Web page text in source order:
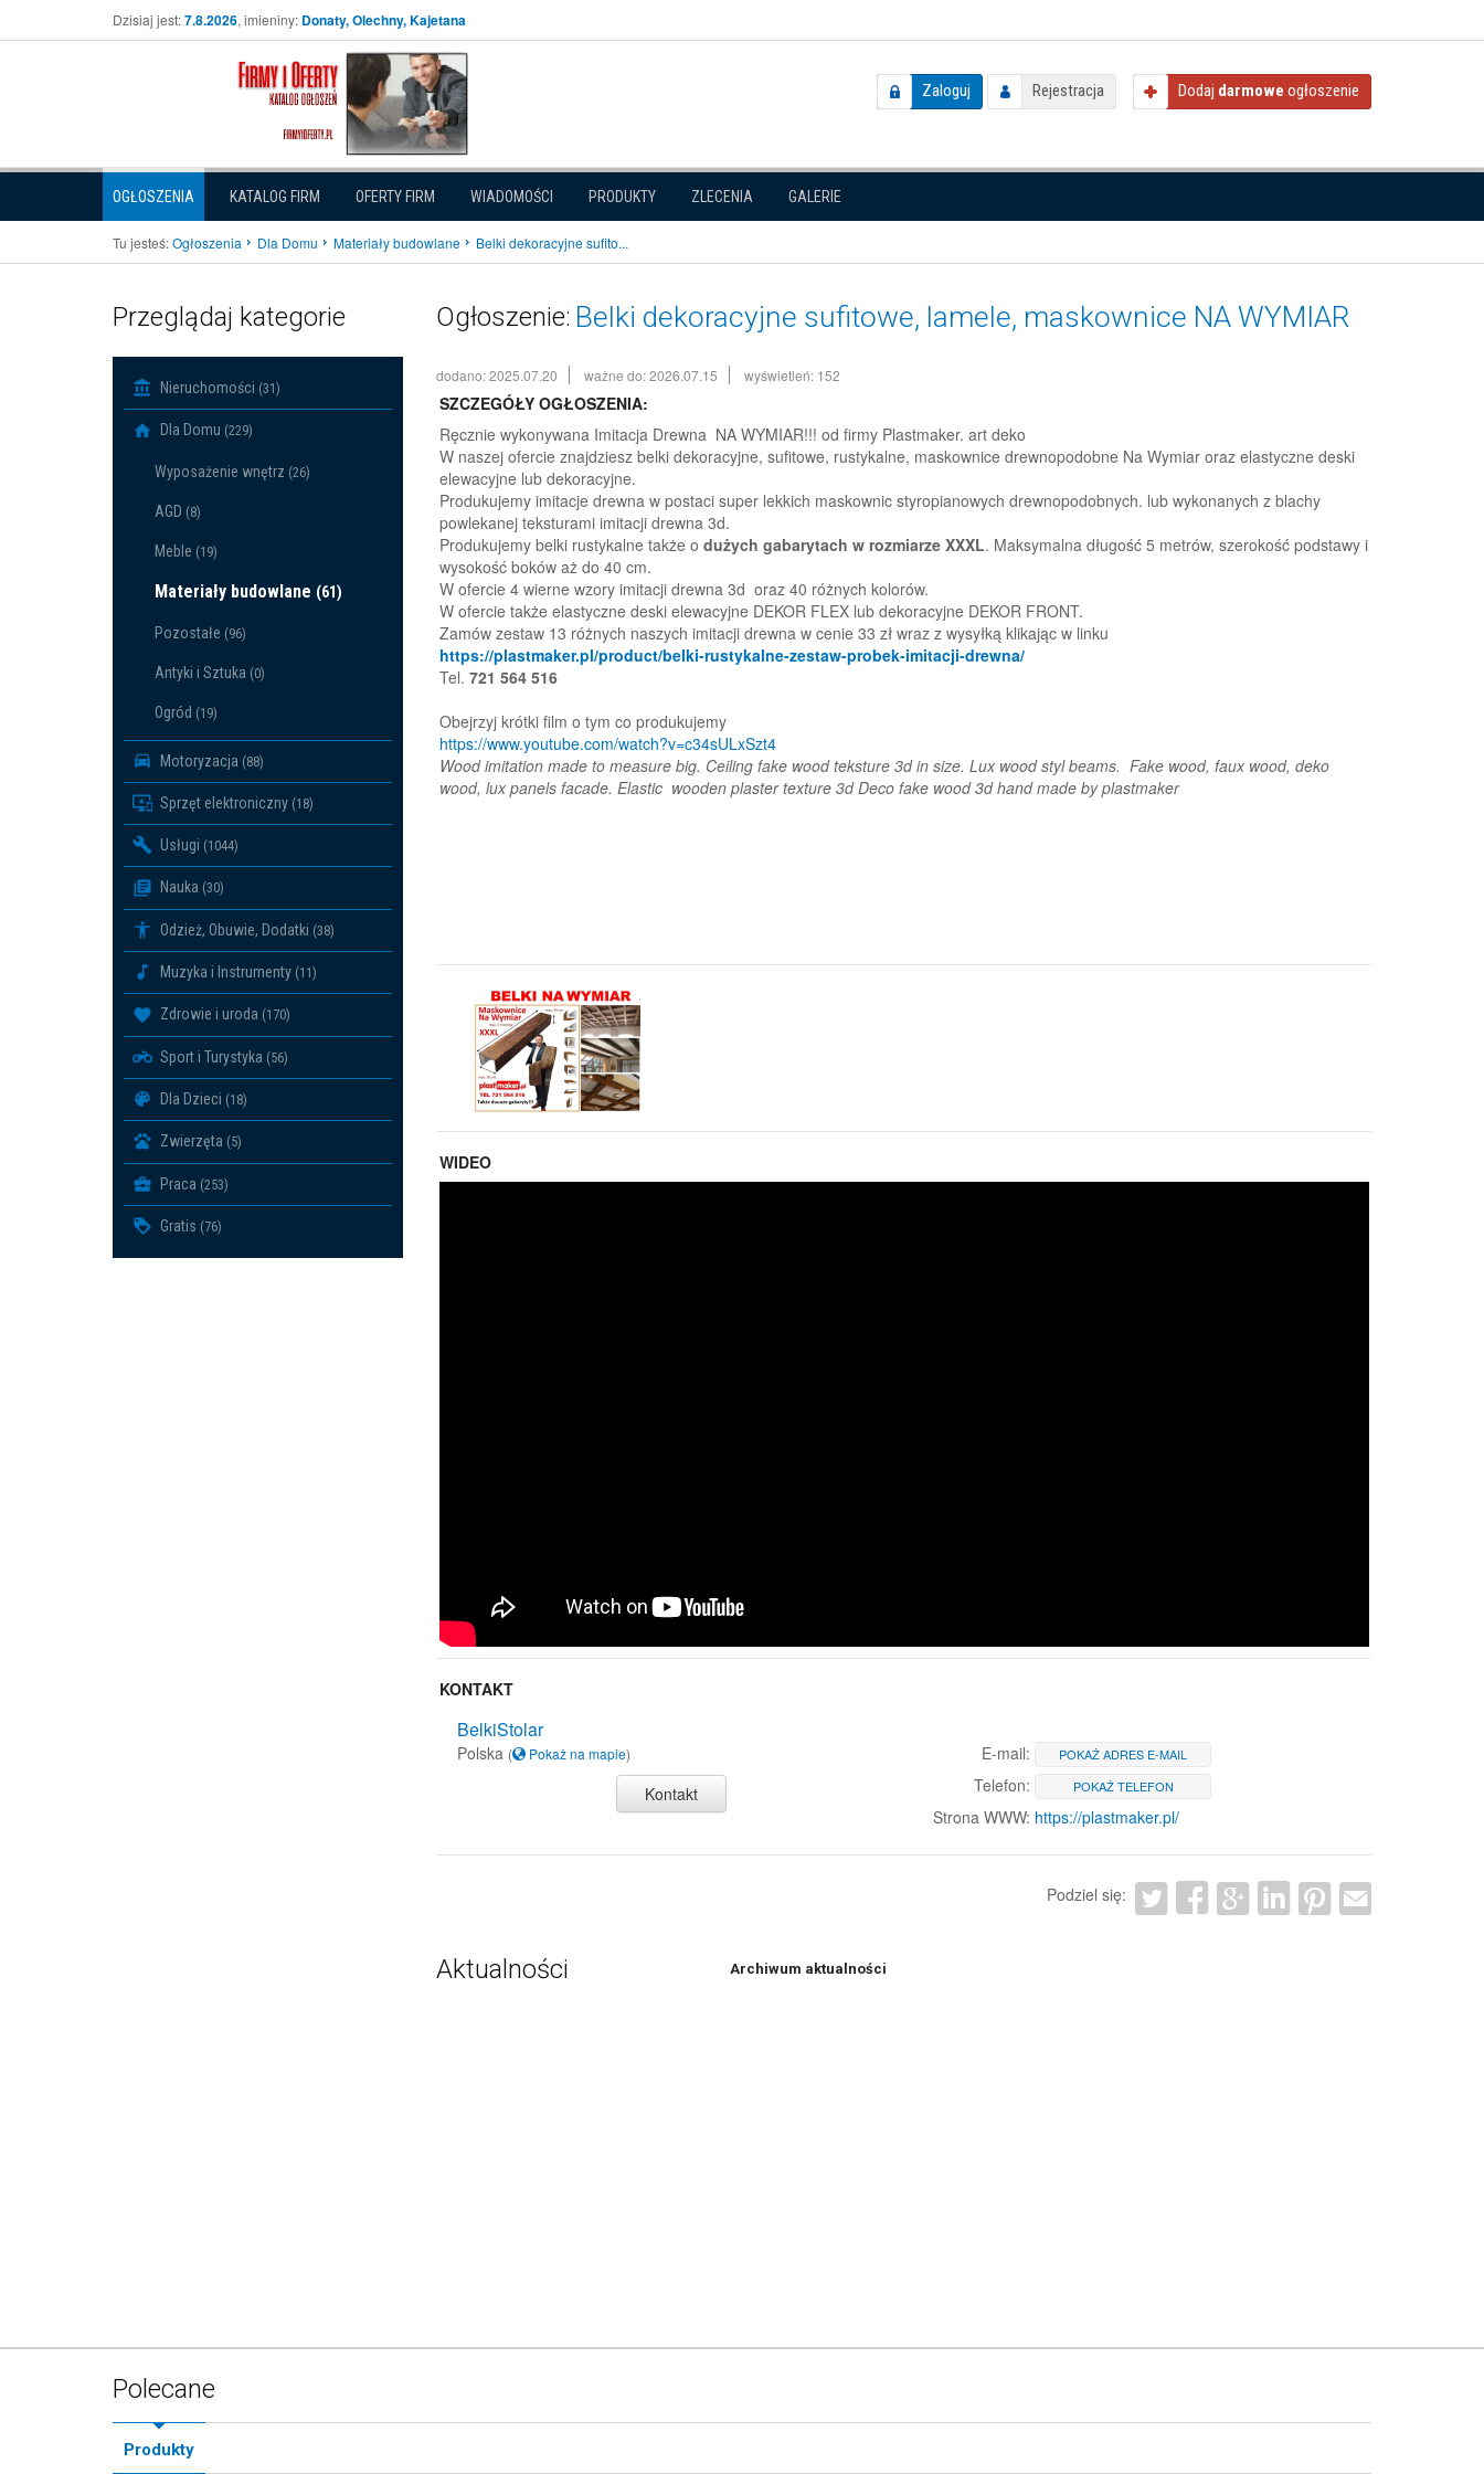
Dzisiaj jest:7.8.2026, imieniny: Donaty, Olechny, Kajetana
Zaloguj Rejestracja Dodaj darmowe ogłoszenie
OGŁOSZENIA KATALOG FIRM OFERTY FIRM WIADOMOŚCI PRODUKTY ZLECENIA GALERIE
Tu jesteś:Ogłoszenia Dla Domu Materiały budowlane Belki dekoracyjne sufito...
Przeglądaj kategorie
Nieruchomości (31)
Dla Domu (229)
Wyposażenie wnętrz (26)
AGD (8)
Meble (19)
Materiały budowlane (61)
Pozostałe (96)
Antyki i Sztuka (0)
Ogród (19)
Motoryzacja (88)
Sprzęt elektroniczny (18)
Usługi (1044)
Nauka (30)
Odzież, Obuwie, Dodatki (38)
Muzyka i Instrumenty (11)
Zdrowie i uroda (170)
Sport i Turystyka (56)
Dla Dzieci (18)
Zwierzęta (5)
Praca (253)
Gratis (76)
Ogłoszenie: Belki dekoracyjne sufitowe, lamele, maskownice NA WYMIAR
dodano: 2025.07.20 ważne do: 2026.07.15 wyświetleń: 152
SZCZEGÓŁY OGŁOSZENIA:
Ręcznie wykonywana Imitacja Drewna NA WYMIAR!!! od firmy Plastmaker. art deko
W naszej ofercie znajdziesz belki dekoracyjne, sufitowe, rustykalne, maskownice drewnopodobne Na Wymiar oraz elastyczne deski
elewacyjne lub dekoracyjne.
Produkujemy imitacje drewna w postaci super lekkich maskownic styropianowych drewnopodobnych. lub wykonanych z blachy
powlekanej teksturami imitacji drewna 3d.
Produkujemy belki rustykalne także o dużych gabarytach w rozmiarze XXXL. Maksymalna długość 5 metrów, szerokość podstawy i
wysokość boków aż do 40 cm.
W ofercie 4 wierne wzory imitacji drewna 3d oraz 40 różnych kolorów.
W ofercie także elastyczne deski elewacyjne DEKOR FLEX lub dekoracyjne DEKOR FRONT.
Zamów zestaw 13 różnych naszych imitacji drewna w cenie 33 zł wraz z wysyłką klikając w linku
https://plastmaker.pl/product/belki-rustykalne-zestaw-probek-imitacji-drewna/
Tel. 721 564 516
Obejrzyj krótki film o tym co produkujemy
https://www.youtube.com/watch?v=c34sULxSzt4
Wood imitation made to measure big. Ceiling fake wood teksture 3d in size. Lux wood styl beams. Fake wood, faux wood, deko
wood, lux panels facade. Elastic wooden plaster texture 3d Deco fake wood 3d hand made by plastmaker
WIDEO
KONTAKT
BelkiStolar
Polska ( Pokaż na mapie)
Kontakt
E-mail: POKAŻ ADRES E-MAIL
Telefon: POKAŻ TELEFON
Strona WWW: https://plastmaker.pl/
Podziel się:
Aktualności Archiwum aktualności
Polecane
Produkty